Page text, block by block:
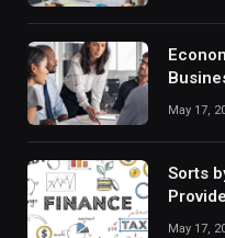
May 17,
Sorts
May 17,